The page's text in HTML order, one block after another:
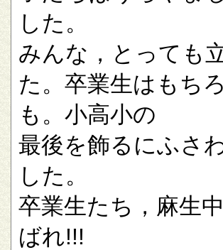
した。
みんな，とっても
た。卒業生はもち
も。小高小の
最後を飾るにふさ
した。
卒業生たち，麻生
ばれ!!!